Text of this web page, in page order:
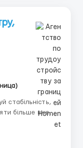
стабільність,
більше вже
графік + два